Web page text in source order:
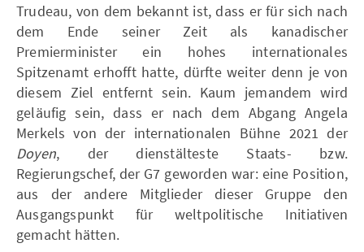
Trudeau, von dem bekannt ist, dass er für sich nach
dem Ende seiner Zeit als kanadischer
Premierminister ein hohes internationales
Spitzenamt erhofft hatte, dürfte weiter denn je von
diesem Ziel entfernt sein. Kaum jemandem wird
geläufig sein, dass er nach dem Abgang Angela
Merkels von der internationalen Bühne 2021 der
Doyen, der dienstälteste Staats- bzw.
Regierungschef, der G7 geworden war: eine Position,
aus der andere Mitglieder dieser Gruppe den
Ausgangspunkt für weltpolitische Initiativen
gemacht hätten.